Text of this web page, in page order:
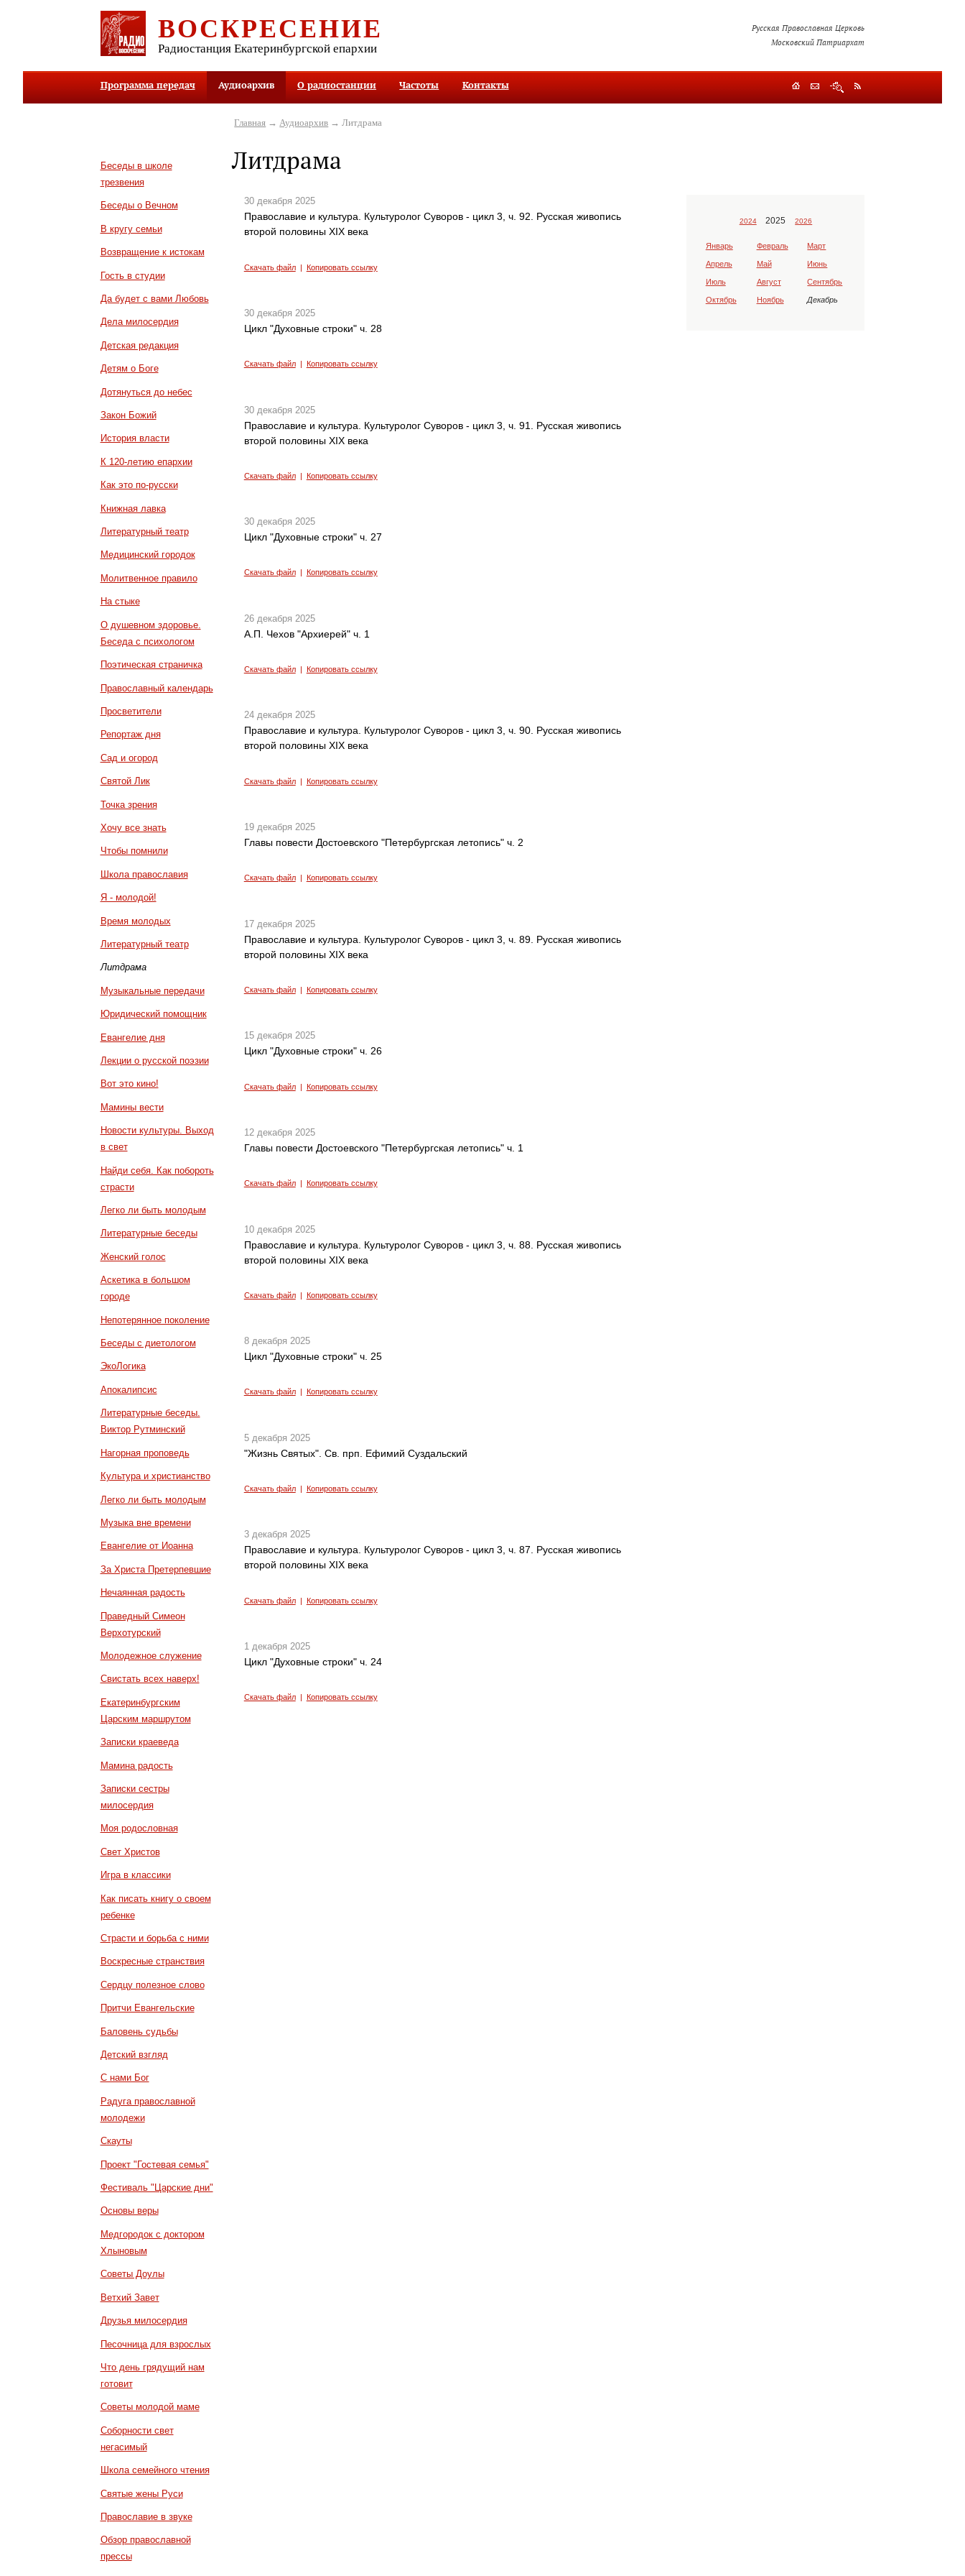
ВОСКРЕСЕНИЕ
Радиостанция Екатеринбургской епархии
Русская Православная Церковь
Московский Патриархат
Программа передач Аудиоархив О радиостанции Частоты Контакты
Беседы в школе
трезвения
Беседы о Вечном
В кругу семьи
Возвращение к истокам
Гость в студии
Да будет с вами Любовь
Дела милосердия
Детская редакция
Детям о Боге
Дотянуться до небес
Закон Божий
История власти
К 120-летию епархии
Как это по-русски
Книжная лавка
Литературный театр
Медицинский городок
Молитвенное правило
На стыке
О душевном здоровье.
Беседа с психологом
Поэтическая страничка
Православный календарь
Просветители
Репортаж дня
Сад и огород
Святой Лик
Точка зрения
Хочу все знать
Чтобы помнили
Школа православия
Я - молодой!
Время молодых
Литературный театр
Литдрама
Музыкальные передачи
Юридический помощник
Евангелие дня
Лекции о русской поэзии
Вот это кино!
Мамины вести
Новости культуры. Выход
в свет
Найди себя. Как побороть
страсти
Легко ли быть молодым
Литературные беседы
Женский голос
Аскетика в большом
городе
Непотерянное поколение
Беседы с диетологом
ЭкоЛогика
Апокалипсис
Литературные беседы.
Виктор Рутминский
Нагорная проповедь
Культура и христианство
Легко ли быть молодым
Музыка вне времени
Евангелие от Иоанна
За Христа Претерпевшие
Нечаянная радость
Праведный Симеон
Верхотурский
Молодежное служение
Свистать всех наверх!
Екатеринбургским
Царским маршрутом
Записки краеведа
Мамина радость
Записки сестры
милосердия
Моя родословная
Свет Христов
Игра в классики
Как писать книгу о своем
ребенке
Страсти и борьба с ними
Воскресные странствия
Сердцу полезное слово
Притчи Евангельские
Баловень судьбы
Детский взгляд
С нами Бог
Радуга православной
молодежи
Скауты
Проект "Гостевая семья"
Фестиваль "Царские дни"
Основы веры
Медгородок с доктором
Хлыновым
Советы Доулы
Ветхий Завет
Друзья милосердия
Песочница для взрослых
Что день грядущий нам
готовит
Советы молодой маме
Соборности свет
негасимый
Школа семейного чтения
Святые жены Руси
Православие в звуке
Обзор православной
прессы
Главная → Аудиоархив → Литдрама
Литдрама
30 декабря 2025
Православие и культура. Культуролог Суворов - цикл 3, ч. 92. Русская живопись
второй половины XIX века
Скачать файл| Копировать ссылку
30 декабря 2025
Цикл "Духовные строки" ч. 28
Скачать файл| Копировать ссылку
30 декабря 2025
Православие и культура. Культуролог Суворов - цикл 3, ч. 91. Русская живопись
второй половины XIX века
Скачать файл| Копировать ссылку
30 декабря 2025
Цикл "Духовные строки" ч. 27
Скачать файл| Копировать ссылку
26 декабря 2025
А.П. Чехов "Архиерей" ч. 1
Скачать файл| Копировать ссылку
24 декабря 2025
Православие и культура. Культуролог Суворов - цикл 3, ч. 90. Русская живопись
второй половины XIX века
Скачать файл| Копировать ссылку
19 декабря 2025
Главы повести Достоевского "Петербургская летопись" ч. 2
Скачать файл| Копировать ссылку
17 декабря 2025
Православие и культура. Культуролог Суворов - цикл 3, ч. 89. Русская живопись
второй половины XIX века
Скачать файл| Копировать ссылку
15 декабря 2025
Цикл "Духовные строки" ч. 26
Скачать файл| Копировать ссылку
12 декабря 2025
Главы повести Достоевского "Петербургская летопись" ч. 1
Скачать файл| Копировать ссылку
10 декабря 2025
Православие и культура. Культуролог Суворов - цикл 3, ч. 88. Русская живопись
второй половины XIX века
Скачать файл| Копировать ссылку
8 декабря 2025
Цикл "Духовные строки" ч. 25
Скачать файл| Копировать ссылку
5 декабря 2025
"Жизнь Святых". Св. прп. Ефимий Суздальский
Скачать файл| Копировать ссылку
3 декабря 2025
Православие и культура. Культуролог Суворов - цикл 3, ч. 87. Русская живопись
второй половины XIX века
Скачать файл| Копировать ссылку
1 декабря 2025
Цикл "Духовные строки" ч. 24
Скачать файл| Копировать ссылку
2024 2025 2026
Январь Февраль Март
Апрель Май Июнь
Июль Август Сентябрь
Октябрь Ноябрь Декабрь